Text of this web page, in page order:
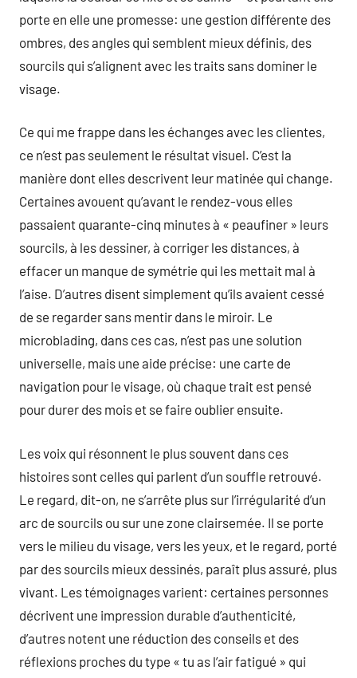
porte en elle une promesse: une gestion différente des
ombres, des angles qui semblent mieux définis, des
sourcils qui s’alignent avec les traits sans dominer le
visage.
Ce qui me frappe dans les échanges avec les clientes,
ce n’est pas seulement le résultat visuel. C’est la
manière dont elles descrivent leur matinée qui change.
Certaines avouent qu’avant le rendez-vous elles
passaient quarante-cinq minutes à « peaufiner » leurs
sourcils, à les dessiner, à corriger les distances, à
effacer un manque de symétrie qui les mettait mal à
l’aise. D’autres disent simplement qu’ils avaient cessé
de se regarder sans mentir dans le miroir. Le
microblading, dans ces cas, n’est pas une solution
universelle, mais une aide précise: une carte de
navigation pour le visage, où chaque trait est pensé
pour durer des mois et se faire oublier ensuite.
Les voix qui résonnent le plus souvent dans ces
histoires sont celles qui parlent d’un souffle retrouvé.
Le regard, dit-on, ne s’arrête plus sur l’irrégularité d’un
arc de sourcils ou sur une zone clairsemée. Il se porte
vers le milieu du visage, vers les yeux, et le regard, porté
par des sourcils mieux dessinés, paraît plus assuré, plus
vivant. Les témoignages varient: certaines personnes
décrivent une impression durable d’authenticité,
d’autres notent une réduction des conseils et des
réflexions proches du type « tu as l’air fatigué » qui